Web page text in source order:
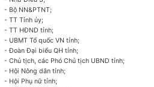
- Bộ NN&PTNT;
- TT Tỉnhủy;
- TT HĐND tỉnh;
- UBMT Tổ quốcVN tỉnh;
- Đoàn Đại biểu QH tỉnh;
- Chủtịch, các Phó Chủ tịch UBND tỉnh;
- Hội Nông dân tỉnh;
- Hội Phụ nữ tỉnh;